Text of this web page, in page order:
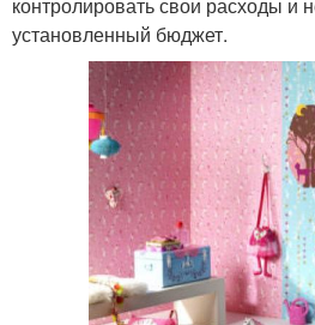
установленный бюджет.